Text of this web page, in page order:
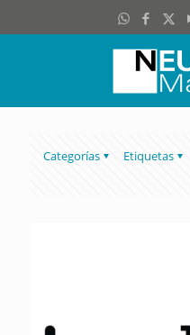
Categorías Etiquetas